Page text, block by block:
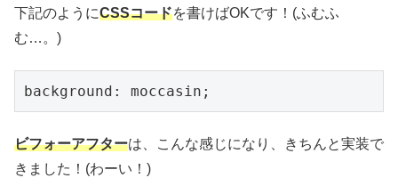
下記のようにCSSコードを書けばOKです！(ふむふ
む…。)
background: moccasin;
ビフォーアフターは、こんな感じになり、きちんと実装で
きました！(わーい！)